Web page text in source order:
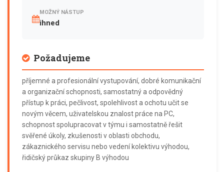
MOŽNÝ NÁSTUP
ihned
Požadujeme
příjemné a profesionální vystupování, dobré komunikační
a organizační schopnosti, samostatný a odpovědný
přístup k práci, pečlivost, spolehlivost a ochotu učit se
novým věcem, uživatelskou znalost práce na PC,
schopnost spolupracovat v týmu i samostatně řešit
svěřené úkoly, zkušenosti v oblasti obchodu,
zákaznického servisu nebo vedení kolektivu výhodou,
řidičský průkaz skupiny B výhodou